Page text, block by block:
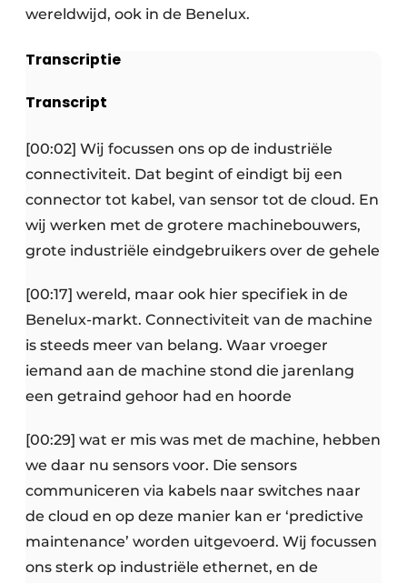
wereldwijd, ook in de Benelux.
Transcriptie
Transcript
[00:02] Wij focussen ons op de industriële
connectiviteit. Dat begint of eindigt bij een
connector tot kabel, van sensor tot de cloud. En
wij werken met de grotere machinebouwers,
grote industriële eindgebruikers over de gehele
[00:17] wereld, maar ook hier specifiek in de
Benelux-markt. Connectiviteit van de machine
is steeds meer van belang. Waar vroeger
iemand aan de machine stond die jarenlang
een getraind gehoor had en hoorde
[00:29] wat er mis was met de machine, hebben
we daar nu sensors voor. Die sensors
communiceren via kabels naar switches naar
de cloud en op deze manier kan er ‘predictive
maintenance’ worden uitgevoerd. Wij focussen
ons sterk op industriële ethernet, en de